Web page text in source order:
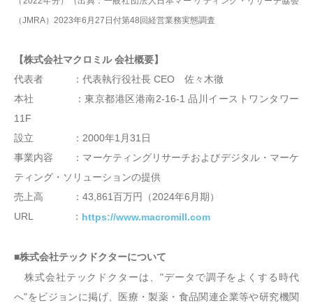
（JMRA）2023年6月27日付第48回経営業務実態調査
【株式会社マクロミル 会社概要】
代表者 ：代表執行役社長 CEO 佐々木徹
本社 ：東京都港区港南2-16-1 品川イーストワンタワー
11F
設立 ：2000年1月31日
事業内容 ：マーケティングリサーチおよびデジタル・マーケ
ティング・ソリューションの提供
売上高 ：43,861百万円（2024年6月期）
URL ： https://www.macromill.com
■株式会社テックドクターについて
株式会社テックドクターは、"データで調子をよくする時代
へ"をビジョンに掲げ、医療・製薬・食品関連企業等や研究機関